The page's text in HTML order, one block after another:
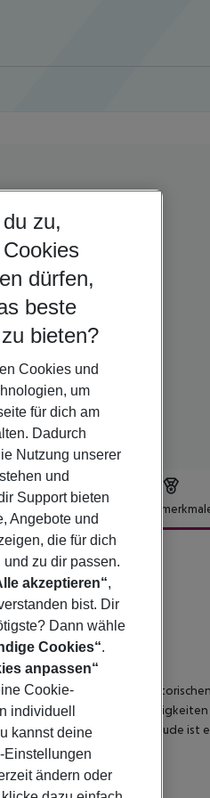
Lissabons!
in der Baixa, dem
Sie viele
und direkt unter dem Gebäude ist
zu,
dürfen,
beste
bieten?
Cookies und
um
für dich am
Dadurch
Nutzung unserer
und
Support bieten
Angebote und
die für dich
und zu dir passen.
akzeptieren“,
bist. Dir
Dann wähle
Cookies“.
anpassen“
Cookie-
individuell
kannst deine
Einstellungen
ändern oder